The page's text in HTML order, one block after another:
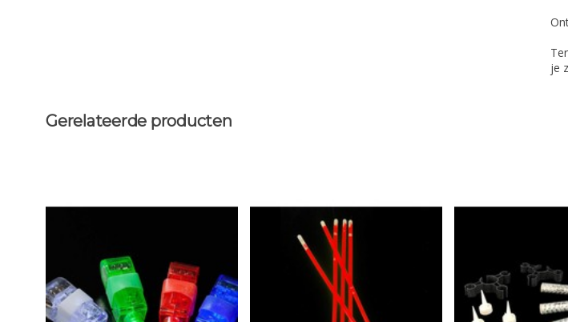
je
Gerelateerde producten